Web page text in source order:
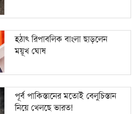
হঠাৎ রিপাবলিক বাংলা ছাড়লেন
ময়ূখ ঘোষ
পূর্ব পাকিস্তানের মতোই বেলুচিস্তান
নিয়ে খেলছে ভারত!